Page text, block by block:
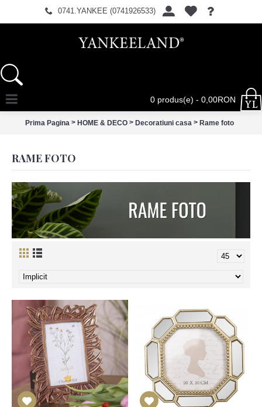
0741.YANKEE (0741926533)
0 produs(e) - 0,00RON
Prima Pagina > HOME & DECO > Decoratiuni casa > Rame foto
RAME FOTO